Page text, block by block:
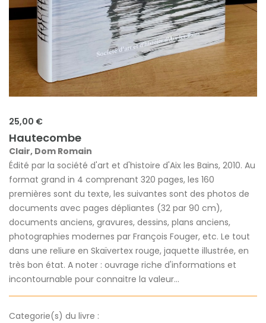
25,00 €
Hautecombe
Clair, Dom Romain
Édité par la société d'art et d'histoire d'Aix les Bains, 2010. Au
format grand in 4 comprenant 320 pages, les 160
premières sont du texte, les suivantes sont des photos de
documents avec pages dépliantes (32 par 90 cm),
documents anciens, gravures, dessins, plans anciens,
photographies modernes par François Fouger, etc. Le tout
dans une reliure en Skaïvertex rouge, jaquette illustrée, en
très bon état. A noter : ouvrage riche d'informations et
incontournable pour connaitre la valeur...
Categorie(s) du livre :